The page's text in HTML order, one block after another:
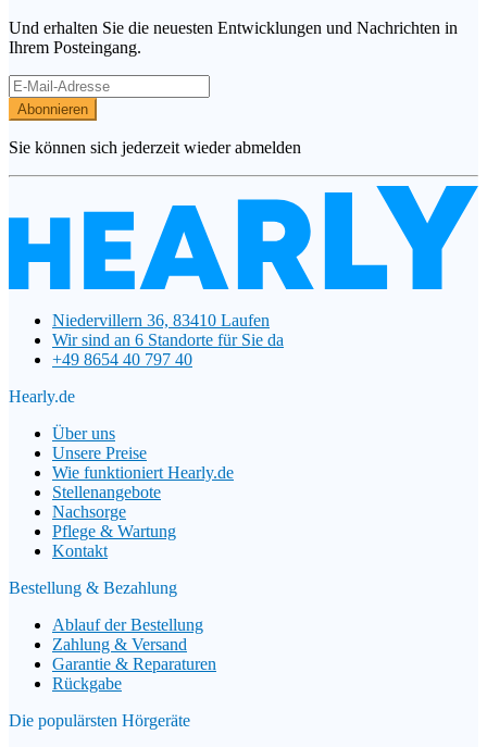
Und erhalten Sie die neuesten Entwicklungen und Nachrichten in
Ihrem Posteingang.
Abonnieren
Sie können sich jederzeit wieder abmelden
Niedervillern 36, 83410 Laufen
Wir sind an 6 Standorte für Sie da
+49 8654 40 797 40
Hearly.de
Über uns
Unsere Preise
Wie funktioniert Hearly.de
Stellenangebote
Nachsorge
Pflege & Wartung
Kontakt
Bestellung & Bezahlung
Ablauf der Bestellung
Zahlung & Versand
Garantie & Reparaturen
Rückgabe
Die populärsten Hörgeräte